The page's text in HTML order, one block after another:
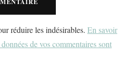
réduire les indésirables. En savoir
de vos commentaires sont